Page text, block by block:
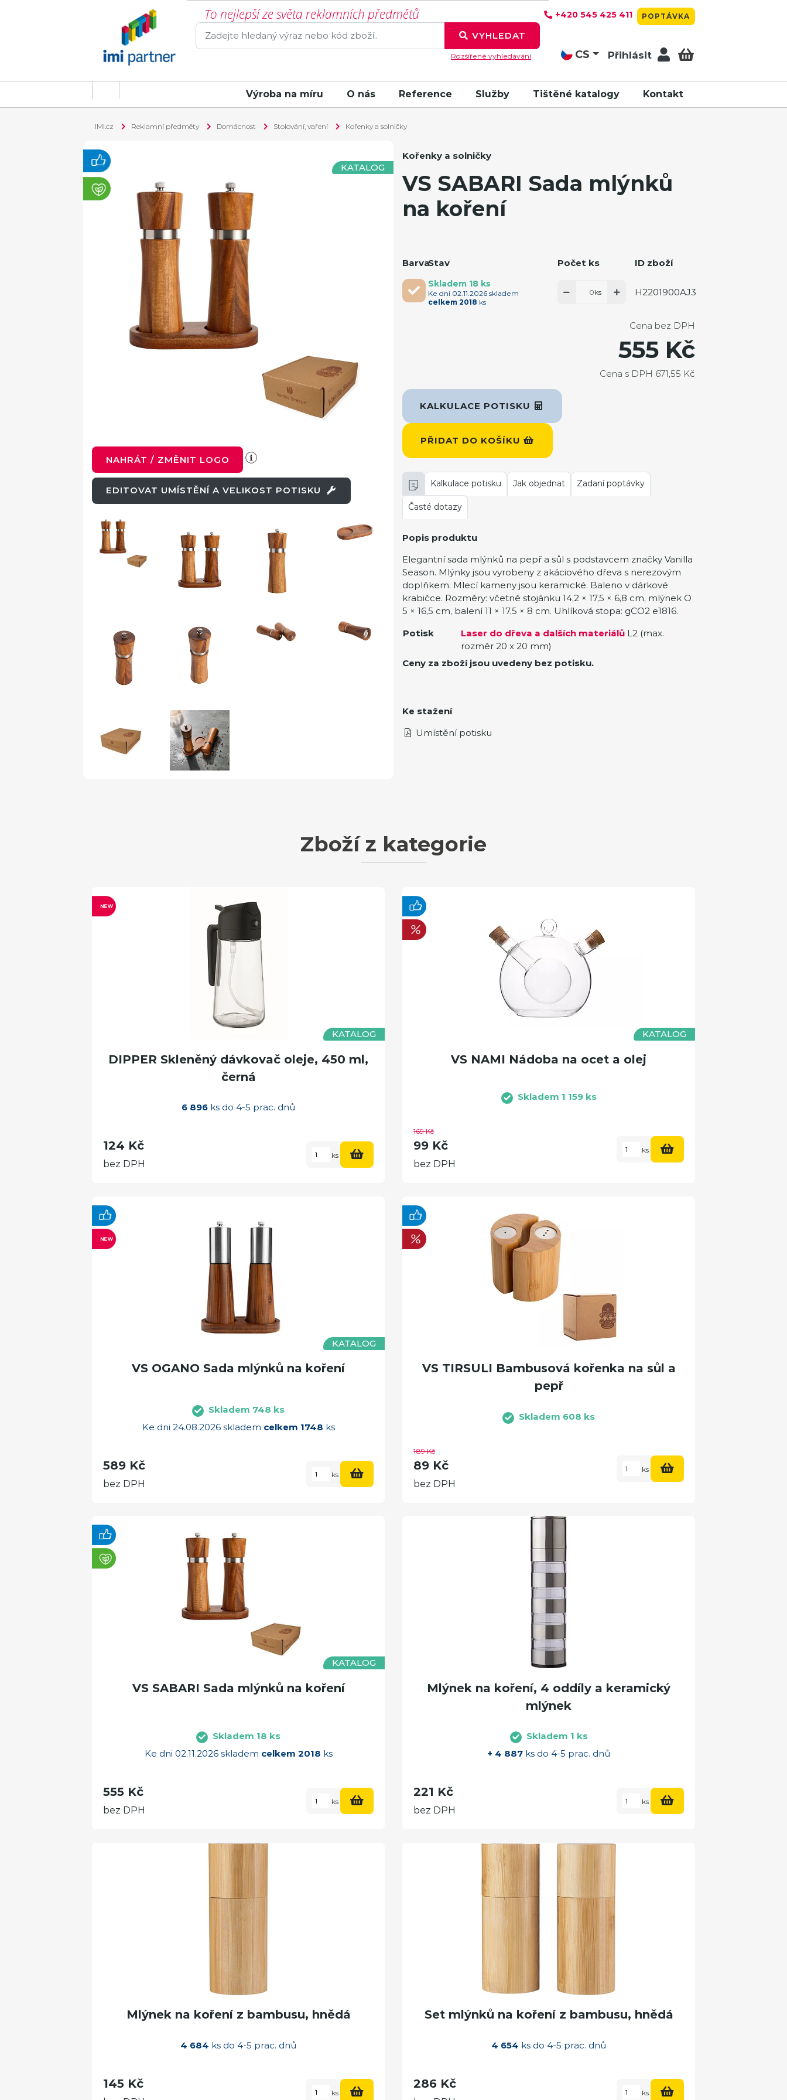
To nejlepší ze světa reklamních předmětů
VYHLEDAT
Rozšířené vyhledávání
+420 545 425 411 POPTÁVKA
CS Přihlásit
Výroba na míru O nás Reference Služby Tištěné katalogy Kontakt
IMI.cz Reklamní předměty Domácnost Stolování, vaření Kořenky a solničky
KATALOG
NAHRÁT / ZMĚNIT LOGO
EDITOVAT UMÍSTĚNÍ A VELIKOST POTISKU
Kořenky a solničky
VS SABARI Sada mlýnků
na koření
BarvaStav Počet ks ID zboží
Skladem 18 ks
Ke dni 02.11.2026 skladem
celkem 2018 ks
ks H2201900AJ3
KALKULACE POTISKU
PŘIDAT DO KOŠÍKU
Cena bez DPH
555 Kč
Cena s DPH 671,55 Kč
Kalkulace potisku Jak objednat Zadaní poptávky
Časté dotazy
Popis produktu
Elegantní sada mlýnků na pepř a sůl s podstavcem značky Vanilla
Season. Mlýnky jsou vyrobeny z akáciového dřeva s nerezovým
doplňkem. Mlecí kameny jsou keramické. Baleno v dárkové
krabičce. Rozměry: včetně stojánku 14,2 × 17,5 × 6,8 cm, mlýnek O
5 × 16,5 cm, balení 11 × 17,5 × 8 cm. Uhlíková stopa: gCO2 e1816.
Potisk
Laser do dřeva a dalších materiálů L2 (max.
rozměr 20 x 20 mm)
Ceny za zboží jsou uvedeny bez potisku.
Ke stažení
Umístění potisku
Zboží z kategorie
KATALOG
DIPPER Skleněný dávkovač oleje, 450 ml,
černá
6 896 ks do 4-5 prac. dnů
124 Kč
bez DPH
ks
KATALOG
VS NAMI Nádoba na ocet a olej
Skladem 1 159 ks
169 Kč
99 Kč
bez DPH
ks
KATALOG
VS OGANO Sada mlýnků na koření
Skladem 748 ks
Ke dni 24.08.2026 skladem celkem 1748 ks
589 Kč
bez DPH
ks
VS TIRSULI Bambusová kořenka na sůl a
pepř
Skladem 608 ks
189 Kč
89 Kč
bez DPH
ks
KATALOG
VS SABARI Sada mlýnků na koření
Skladem 18 ks
Ke dni 02.11.2026 skladem celkem 2018 ks
555 Kč
bez DPH
ks
Mlýnek na koření, 4 oddíly a keramický
mlýnek
Skladem 1 ks
+ 4 887 ks do 4-5 prac. dnů
221 Kč
bez DPH
ks
Mlýnek na koření z bambusu, hnědá
4 684 ks do 4-5 prac. dnů
145 Kč
ks
Set mlýnků na koření z bambusu, hnědá
4 654 ks do 4-5 prac. dnů
286 Kč
ks